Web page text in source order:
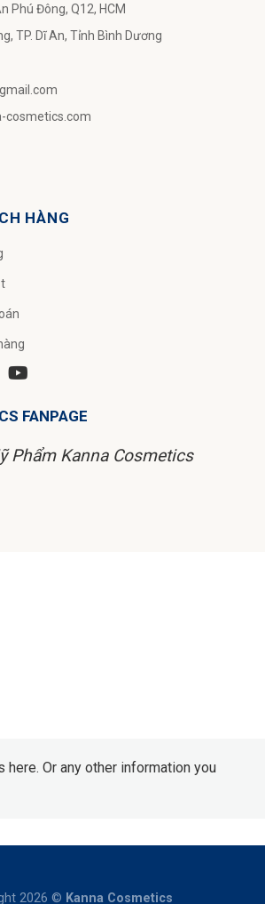
Phú Đông, Q12, HCM
TP. Dĩ An, Tỉnh Bình Dương
cosmetics.com
HÀNG
FANPAGE
Phẩm Kanna Cosmetics
here. Or any other information you
2026 © Kanna Cosmetics